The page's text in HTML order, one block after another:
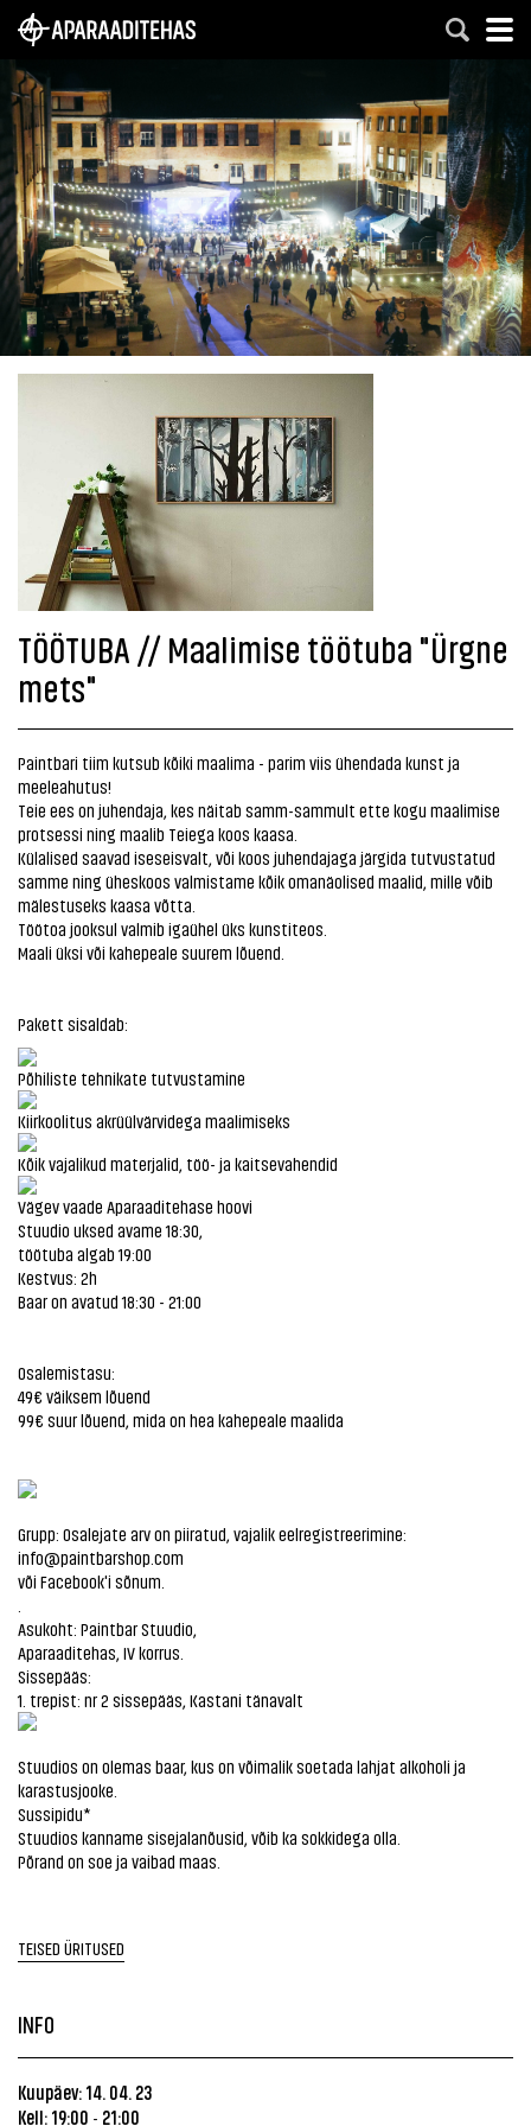
TÖÖTUBA // Maalimise töötuba "Ürgne
mets"
Paintbari tiim kutsub kõiki maalima - parim viis ühendada kunst ja
meeleahutus!
Teie ees on juhendaja, kes näitab samm-sammult ette kogu maalimise
protsessi ning maalib Teiega koos kaasa.
Külalised saavad iseseisvalt, või koos juhendajaga järgida tutvustatud
samme ning üheskoos valmistame kõik omanäolised maalid, mille võib
mälestuseks kaasa võtta.
Töötoa jooksul valmib igaühel üks kunstiteos.
Maali üksi või kahepeale suurem lõuend.
Pakett sisaldab:
Põhiliste tehnikate tutvustamine
Kiirkoolitus akrüülvärvidega maalimiseks
Kõik vajalikud materjalid, töö- ja kaitsevahendid
Vägev vaade Aparaaditehase hoovi
Stuudio uksed avame 18:30,
töötuba algab 19:00
Kestvus: 2h
Baar on avatud 18:30 - 21:00
Osalemistasu:
49€ väiksem lõuend
99€ suur lõuend, mida on hea kahepeale maalida
Grupp: Osalejate arv on piiratud, vajalik eelregistreerimine:
info@paintbarshop.com
või Facebook'i sõnum.
Asukoht: Paintbar Stuudio,
Aparaaditehas, IV korrus.
Sissepääs:
1. trepist: nr 2 sissepääs, Kastani tänavalt
Stuudios on olemas baar, kus on võimalik soetada lahjat alkoholi ja
karastusjooke.
Sussipidu*
Stuudios kanname sisejalanõusid, võib ka sokkidega olla.
Põrand on soe ja vaibad maas.
TEISED ÜRITUSED
INFO
Kuupäev: 14. 04. 23
Kell: 19:00 - 21:00